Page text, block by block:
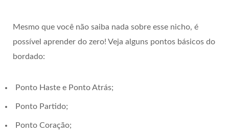
Mesmo que você não saiba nada sobre esse nicho, é
possível aprender do zero! Veja alguns pontos básicos do
bordado:
Ponto Haste e Ponto Atrás;
Ponto Partido;
Ponto Coração;